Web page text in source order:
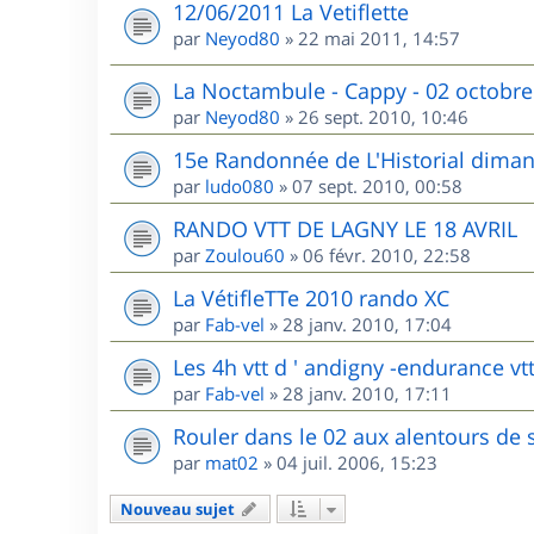
12/06/2011 La Vetiflette
par Neyod80 » 22 mai 2011, 14:57
La Noctambule - Cappy - 02
par Neyod80 » 26 sept. 2010, 10:46
15e Randonnée de L'Historial
par ludo080 » 07 sept. 2010, 00:58
RANDO VTT DE LAGNY LE 18 AVRIL
par Zoulou60 » 06 févr. 2010, 22:58
La VétifleTTe 2010 rando XC
par Fab-vel » 28 janv. 2010, 17:04
Les 4h vtt d ' andigny -endurance
par Fab-vel » 28 janv. 2010, 17:11
Rouler dans le 02 aux alentours de
par mat02 » 04 juil. 2006, 15:23
Nouveau sujet